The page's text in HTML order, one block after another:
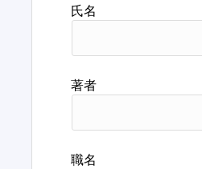
氏名
著者
職名